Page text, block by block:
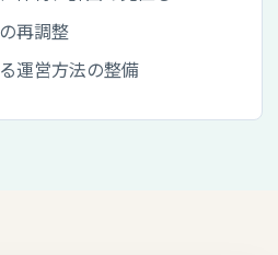
再調整
運営方法の整備